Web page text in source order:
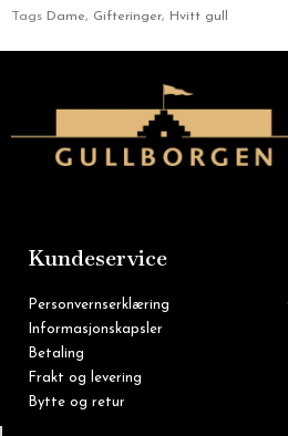
Tags Dame, Gifteringer, Hvitt gull
Kundeservice
Personvernserklæring
Informasjonskapsler
Betaling
Frakt og levering
Bytte og retur